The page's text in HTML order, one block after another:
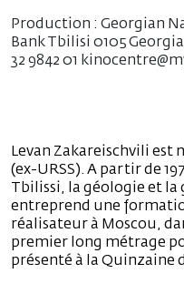
Production : Georgian
Bank Tbilisi 0105 Georgia
32 9842 01
Levan Zakareischvili est
(ex-URSS). A partir de
Tbilissi, la géologie et la
entreprend une
réalisateur à Moscou,
premier long métrage
présenté à la Quinzaine